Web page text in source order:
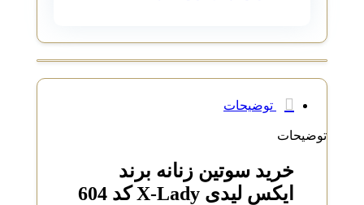
توضیحات
توضیحات
خرید سوتین زنانه برند
ایکس لیدی X-Lady کد 604